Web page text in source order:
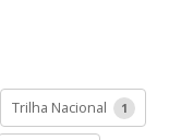
Trilha Nacional 1